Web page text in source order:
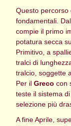
Questo
fondamentali.
compie il primo
potatura secca
Primitivo, a
tralci di
tralcio, soggette
Per ilGreco con
teste il sistema
selezione più
A fine Aprile,